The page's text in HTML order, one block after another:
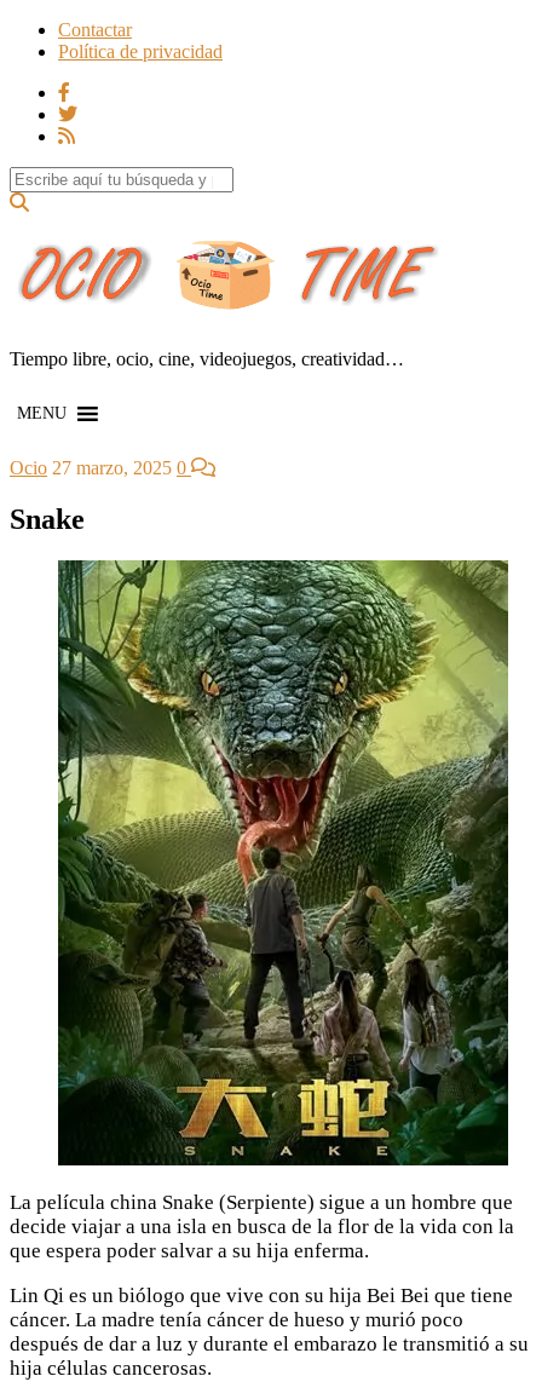
Contactar
Política de privacidad
Search for:
Tiempo libre, ocio, cine, videojuegos, creatividad…
MENU
Ocio 27 marzo, 2025 0
Snake
La película china Snake (Serpiente) sigue a un hombre que
decide viajar a una isla en busca de la flor de la vida con la
que espera poder salvar a su hija enferma.
Lin Qi es un biólogo que vive con su hija Bei Bei que tiene
cáncer. La madre tenía cáncer de hueso y murió poco
después de dar a luz y durante el embarazo le transmitió a su
hija células cancerosas.